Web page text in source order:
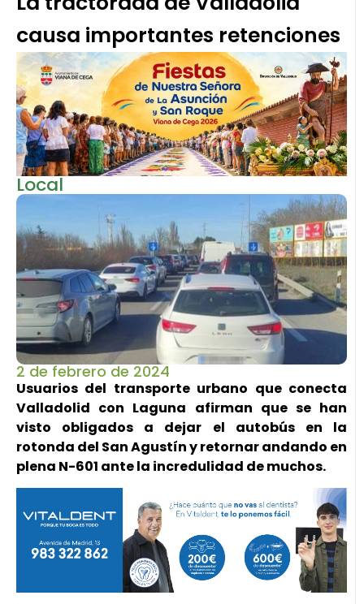
causa importantes retenciones
Local
2 de febrero de 2024
Usuarios del transporte urbano que conecta
Valladolid con Laguna afirman que se han
visto obligados a dejar el autobús en la
rotonda del San Agustín y retornar andando en
plena N-601 ante la incredulidad de muchos.